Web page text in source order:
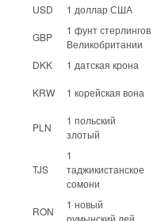
USD 1 доллар США
GBP
1 фунт стерлингов
Великобритании
DKK 1 датская крона
KRW 1 корейская вона
PLN
1 польский
злотый
TJS
1
таджикистанское
сомони
RON
1 новый
румынский лей